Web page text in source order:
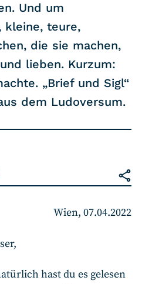
Und um
kleine, teure,
die sie machen,
lieben. Kurzum:
„Brief und Sigl“
dem Ludoversum.
Wien, 07.04.2022
hast du es gelesen